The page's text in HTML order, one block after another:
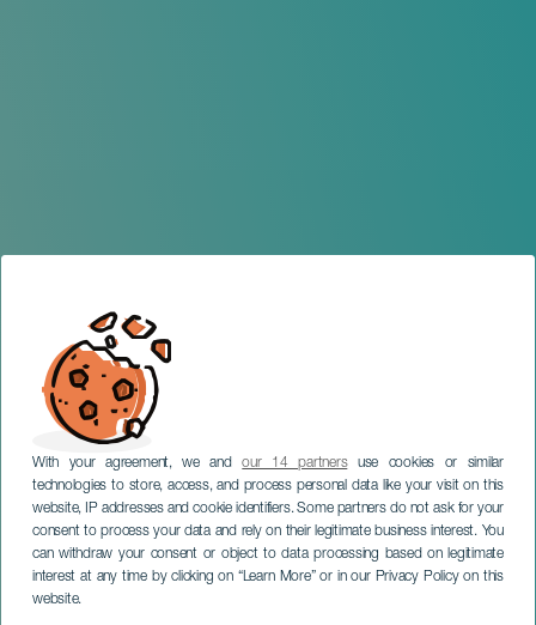
With your agreement, we andour 14 partnersuse cookies or similar
technologies to store, access, and process personal data like your visit on this
website, IP addresses and cookie identifiers. Some partners do not ask for your
consent to process your data and rely on their legitimate business interest. You
can withdraw your consent or object to data processing based on legitimate
interest at any time by clicking on “Learn More” or in our Privacy Policy on this
website.Cross de Bajamar
TENERIFE